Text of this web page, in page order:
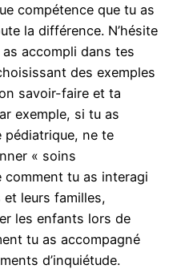
compétence que tu as
la différence. N’hésite
accompli dans tes
des exemples
savoir-faire et ta
exemple, si tu as
pédiatrique, ne te
« soins
comment tu as interagi
leurs familles,
les enfants lors de
tu as accompagné
d’inquiétude.